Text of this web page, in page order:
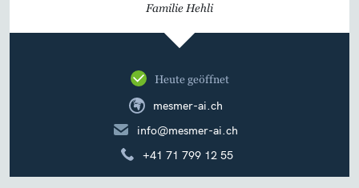
Familie Hehli
Heute geöffnet
mesmer-ai.ch
info@mesmer-ai.ch
+41 71 799 12 55